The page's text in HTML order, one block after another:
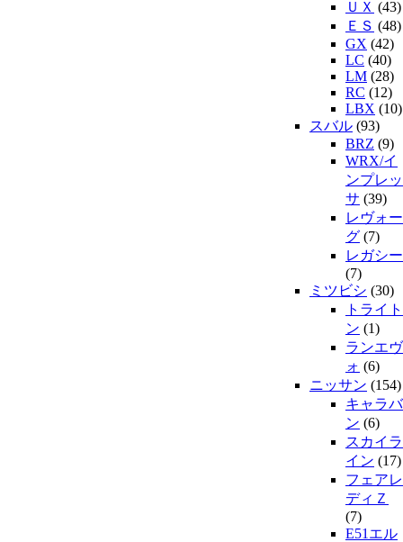
ＵＸ (43)
ＥＳ (48)
GX (42)
LC (40)
LM (28)
RC (12)
LBX (10)
スバル (93)
BRZ (9)
WRX/イ
ンプレッ
サ (39)
レヴォー
グ (7)
レガシー
(7)
ミツビシ (30)
トライト
ン (1)
ランエヴ
ォ (6)
ニッサン (154)
キャラバ
ン (6)
スカイラ
イン (17)
フェアレ
ディＺ
(7)
E51エル